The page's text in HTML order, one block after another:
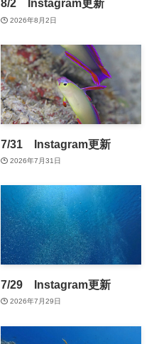
8/2 Instagram更新
2026年8月2日
7/31 Instagram更新
2026年7月31日
7/29 Instagram更新
2026年7月29日